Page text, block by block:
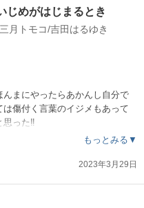
じめがはじまるとき
月トモコ/吉田はるゆき
まにやったらあかんし自分で
傷付く言葉のイジメもあって
思った‼︎
もっとみる▼
2023年3月29日